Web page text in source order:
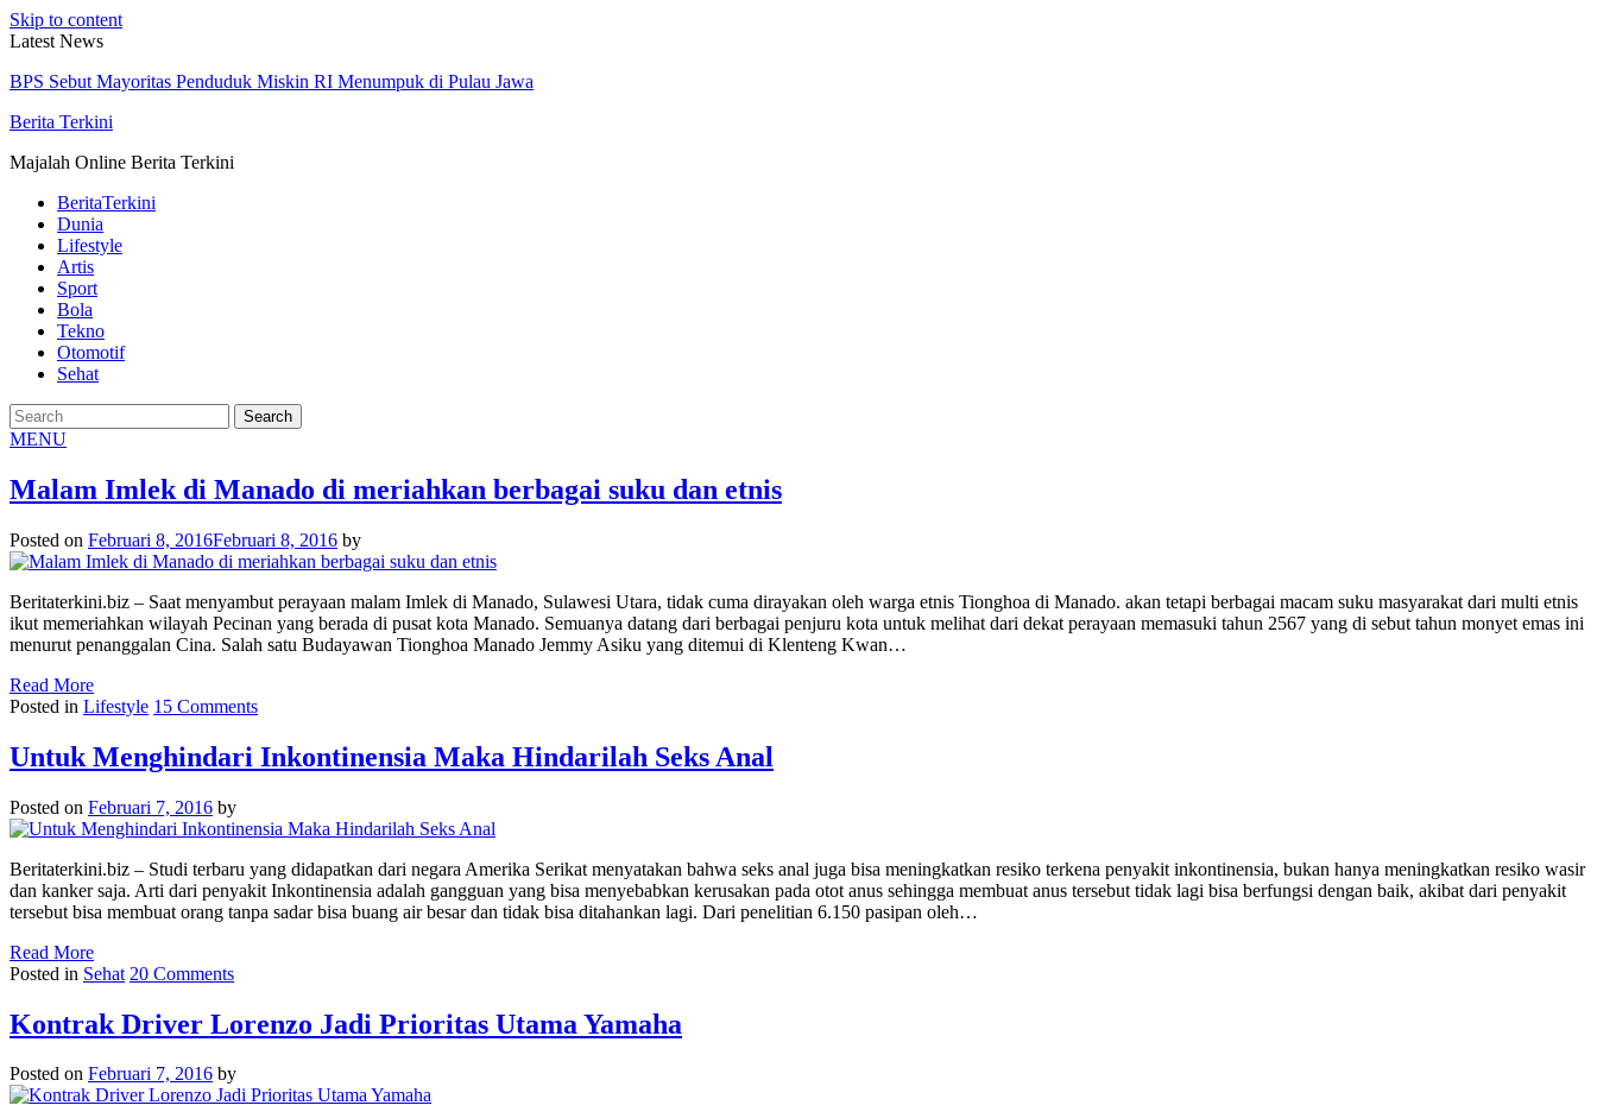
Skip to content
Latest News
BPS Sebut Mayoritas Penduduk Miskin RI Menumpuk di Pulau Jawa
Berita Terkini
Majalah Online Berita Terkini
BeritaTerkini
Dunia
Lifestyle
Artis
Sport
Bola
Tekno
Otomotif
Sehat
MENU
Malam Imlek di Manado di meriahkan berbagai suku dan etnis
Posted on Februari 8, 2016Februari 8, 2016 by
Beritaterkini.biz – Saat menyambut perayaan malam Imlek di Manado, Sulawesi Utara, tidak cuma dirayakan oleh warga etnis Tionghoa di Manado. akan tetapi berbagai macam suku masyarakat dari multi etnis
ikut memeriahkan wilayah Pecinan yang berada di pusat kota Manado. Semuanya datang dari berbagai penjuru kota untuk melihat dari dekat perayaan memasuki tahun 2567 yang di sebut tahun monyet emas ini
menurut penanggalan Cina. Salah satu Budayawan Tionghoa Manado Jemmy Asiku yang ditemui di Klenteng Kwan…
Read More
Posted in Lifestyle 15 Comments
Untuk Menghindari Inkontinensia Maka Hindarilah Seks Anal
Posted on Februari 7, 2016 by
Beritaterkini.biz – Studi terbaru yang didapatkan dari negara Amerika Serikat menyatakan bahwa seks anal juga bisa meningkatkan resiko terkena penyakit inkontinensia, bukan hanya meningkatkan resiko wasir
dan kanker saja. Arti dari penyakit Inkontinensia adalah gangguan yang bisa menyebabkan kerusakan pada otot anus sehingga membuat anus tersebut tidak lagi bisa berfungsi dengan baik, akibat dari penyakit
tersebut bisa membuat orang tanpa sadar bisa buang air besar dan tidak bisa ditahankan lagi. Dari penelitian 6.150 pasipan oleh…
Read More
Posted in Sehat 20 Comments
Kontrak Driver Lorenzo Jadi Prioritas Utama Yamaha
Posted on Februari 7, 2016 by